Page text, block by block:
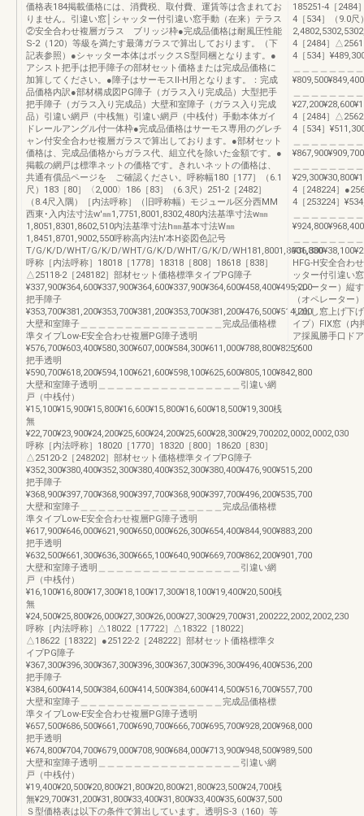
価格表184掲載価格には、消費税、取付費、運賃等は含まれてお
りません。引違い窓│シャッター付引違い窓手動（在来）テラス
②安全合わせ複層ガラス ブリッジ枠●完成品価格は耐風圧性能
S-2（120）等級を満たす最薄ガラスで算出しております。（下
記表参照）●シャッター本体はボックスS型同梱となります。●
アシスト把手は把手障子の部材セット価格または完成品価格に
加算してください。●障子はサーモスⅡ-H用となります。：完成
品価格内訳●部材構成図PG障子（ガラス入り完成品）大型把手
把手障子（ガラス入り完成品）大壁和室障子（ガラス入り完成
品）引違い網戸（中桟無）引違い網戸（中桟付）手動本体ガイ
ドレールアングル付一体枠●完成品価格はサーモス専用のグレチ
ャン付安全合わせ複層ガラスで算出しております。●部材セット
価格は、完成品価格からガラス代、組立代を除いた金額です。●
掲載の網戸は標準ネットの価格です。きれいネットの価格は、
共通有償品ページを ご確認ください。呼称幅180［177］（6.1
尺）183［80］〈2,000〉186［83］（6.3尺）251-2［2482］
（8.4尺入隅）［内法呼称］（旧呼称幅）モジュール区分西MM
西東･入内法寸法w'㎜1,7751,8001,8302,480内法基準寸法w㎜
1,8051,8301,8602,510内法基準寸法h㎜基本寸法W㎜
1,8451,8701,9002,550呼称高内法h'本H姿図色記号
T/G/K/D/WHT/G/K/D/WHT/G/K/D/WHT/G/K/D/WH181,8001,8001,830
呼称［内法呼称］18018［1778］18318［808］18618［838］
△25118-2［248182］部材セット価格標準タイプPG障子
¥337,900¥364,600¥337,900¥364,600¥337,900¥364,600¥458,400¥495,200
把手障子
¥353,700¥381,200¥353,700¥381,200¥353,700¥381,200¥476,500¥514,200
大壁和室障子＿＿＿＿＿＿＿＿＿＿＿＿＿＿＿＿完成品価格標
準タイプLow-E安全合わせ複層PG障子透明
¥576,700¥603,400¥580,300¥607,000¥584,300¥611,000¥788,800¥825,600
把手透明
¥590,700¥618,200¥594,100¥621,600¥598,100¥625,600¥805,100¥842,800
大壁和室障子透明＿＿＿＿＿＿＿＿＿＿＿＿＿＿＿＿引違い網
戸（中桟付）
¥15,100¥15,900¥15,800¥16,600¥15,800¥16,600¥18,500¥19,300桟
無
¥22,700¥23,900¥24,200¥25,600¥24,200¥25,600¥28,300¥29,700202,0002,0002,030
呼称［内法呼称］18020［1770］18320［800］18620［830］
△25120-2［248202］部材セット価格標準タイプPG障子
¥352,300¥380,400¥352,300¥380,400¥352,300¥380,400¥476,900¥515,200
把手障子
¥368,900¥397,700¥368,900¥397,700¥368,900¥397,700¥496,200¥535,700
大壁和室障子＿＿＿＿＿＿＿＿＿＿＿＿＿＿＿＿完成品価格標
準タイプLow-E安全合わせ複層PG障子透明
¥617,900¥646,000¥621,900¥650,000¥626,300¥654,400¥844,900¥883,200
把手透明
¥632,500¥661,300¥636,300¥665,100¥640,900¥669,700¥862,200¥901,700
大壁和室障子透明＿＿＿＿＿＿＿＿＿＿＿＿＿＿＿＿引違い網
戸（中桟付）
¥16,100¥16,800¥17,300¥18,100¥17,300¥18,100¥19,400¥20,500桟
無
¥24,500¥25,800¥26,000¥27,300¥26,000¥27,300¥29,700¥31,200222,2002,2002,230
呼称［内法呼称］△18022［17722］△18322［18022］
△18622［18322］●25122-2［248222］部材セット価格標準タ
イプPG障子
¥367,300¥396,300¥367,300¥396,300¥367,300¥396,300¥496,400¥536,200
把手障子
¥384,600¥414,500¥384,600¥414,500¥384,600¥414,500¥516,700¥557,700
大壁和室障子＿＿＿＿＿＿＿＿＿＿＿＿＿＿＿＿完成品価格標
準タイプLow-E安全合わせ複層PG障子透明
¥657,500¥686,500¥661,700¥690,700¥666,700¥695,700¥928,200¥968,000
把手透明
¥674,800¥704,700¥679,000¥708,900¥684,000¥713,900¥948,500¥989,500
大壁和室障子透明＿＿＿＿＿＿＿＿＿＿＿＿＿＿＿＿引違い網
戸（中桟付）
¥19,400¥20,500¥20,800¥21,800¥20,800¥21,800¥23,500¥24,700桟
無¥29,700¥31,200¥31,800¥33,400¥31,800¥33,400¥35,600¥37,500
Ｓ型価格表は以下の条件で算出しています。透明S-3（160）等
185251-4［2484
4［534］（9.0尺
4［2484］
4［534］
4［2484］
4［534］
4［248224］
4［253224］
HFG-H安全合わ
ッター付引違い
ペレーター）縦
（オペレーター
り出し窓上げ下
イプ）FIX窓（内
ア採風勝手口ド
グ